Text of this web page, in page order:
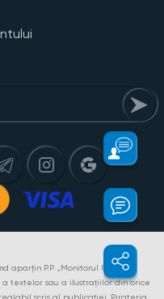
aparțin P.P. „Monitorul Fiscal
a textelor sau a ilustrațiilor din orice